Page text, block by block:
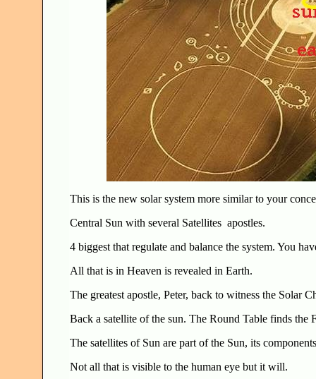
This is the new solar system more similar to your
Central Sun with several Satellites apostles.
4 biggest that regulate and balance the system. You
All that is in Heaven is revealed in Earth.
The greatest apostle, Peter, back to witness the Solar
Back a satellite of the sun. The Round Table finds
The satellites of Sun are part of the Sun, its
Not all that is visible to the human eye but it will.